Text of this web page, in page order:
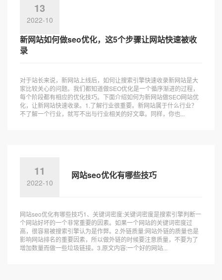
13
2022-10
新网站如何做seo优化，这5个步骤让网站快速被收
录
对于站长来说，新网站上线后，如何让搜索引擎快速收录新网站是大
家比较关心的问题。我们都知道做SEO优化是一个循序渐进的过程，
每个阶段都有相应的优化技巧。下面介绍如何为新网站做SEO网站优
化，让新网站快速收录。1.了解行业很重要。新网站属于什么行业？
不了解一个行业，就写不出与行业相关的好文章。同样，你也...
11
2022-10
网站seo优化有哪些技巧
网站seo优化有哪些技巧1、关键词密度:关键词密度是搜索引擎判断一
个网站好坏的一个非常重要的因素。如果一个网站的关键词密度过
高，很容易被搜索引擎认为是作弊。2.外链质量:网站外链的质量也是
影响网站排名的重要因素，所以做外链的时候要注意质量，不要为了
增加数量而做一些垃圾链接。3.原文内容:一个好的网站...